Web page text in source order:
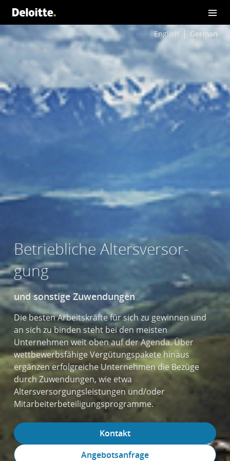
English German
Betriebliche Alters­versor­
gung
und sonstige Zuwen­dungen
Die besten Arbeitskräfte für sich zu gewinnen und
an sich zu binden steht bei den meisten
Unternehmen weit oben auf der Agenda. Über
wettbewerbsfähige Vergütungspakete hinaus
ergänzen erfolgreiche Unternehmen die Bezüge
durch Zuwendungen, wie etwa
Altersversorgungsleistungen und/oder
Mitarbeiterbeteiligungsprogramme.
Kontakt
Angebotsanfrage